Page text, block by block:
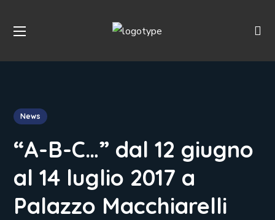
News
“A-B-C…” dal 12 giugno
al 14 luglio 2017 a
Palazzo Macchiarelli